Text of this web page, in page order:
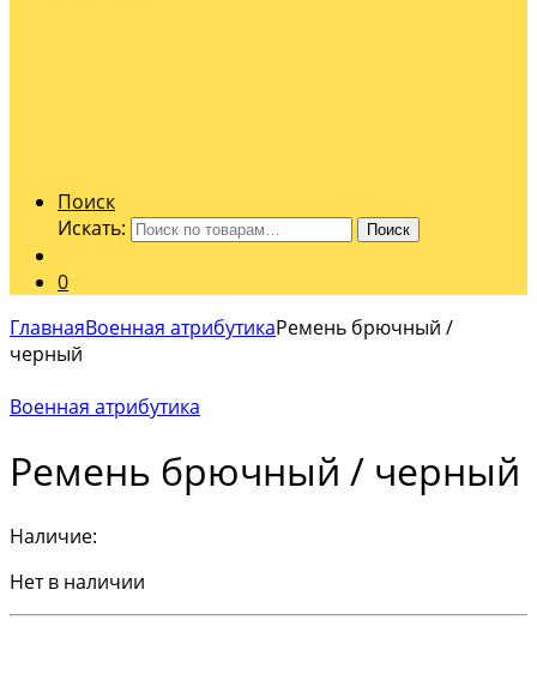
Поиск
Искать:
Поиск
0
ГлавнаяВоенная атрибутикаРемень брючный /
черный
Военная атрибутика
Ремень брючный / черный
Наличие:
Нет в наличии